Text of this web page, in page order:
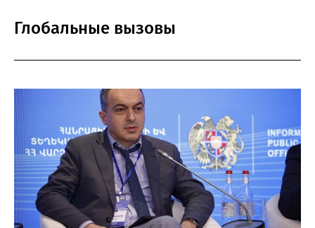
Глобальные вызовы